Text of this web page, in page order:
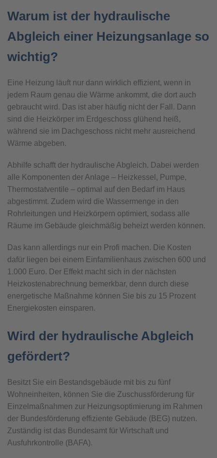
Warum ist der hydraulische
Abgleich einer Heizungsanlage so
wichtig?
Eine Heizung läuft nur dann wirklich effizient, wenn in
jedem Raum genau die Wärme ankommt, die dort auch
gebraucht wird. Das ist aber häufig nicht der Fall. Dann
sind die Heizkörper im Erdgeschoss glühend heiß,
während sie im Dachgeschoss nicht mehr ausreichend
Wärme abgeben.
Abhilfe schafft der hydraulische Abgleich. Dabei werden
alle Komponenten der Anlage – Heizkessel, Pumpe,
Thermostatventile – optimal auf den Bedarf im Haus
abgestimmt. Zudem wird die Wassermenge in den
Rohrleitungen und Heizkörpern optimiert, sodass alle
Räume im Gebäude gleichmäßig beheizt werden können.
Das kann allerdings nur ein Profi machen. Die Kosten
dafür liegen bei einem Einfamilienhaus zwischen 600 und
1.000 Euro. Der Effekt macht sich in der nächsten
Heizkostenabrechnung bemerkbar, denn durch diese
energetische Maßnahme können Sie bis zu 15 Prozent
Energiekosten einsparen.
Wird der hydraulische Abgleich
gefördert?
Besitzt Sie ein Bestandsgebäude mit bis zu fünf
Wohneinheiten, können Sie die Zuschussförderung für
Einzelmaßnahmen zur Heizungsoptimierung im Rahmen
der Bundesförderung effiziente Gebäude (BEG) nutzen.
Zuständig ist das Bundesamt für Wirtschaft und
Ausfuhrkontrolle (BAFA).